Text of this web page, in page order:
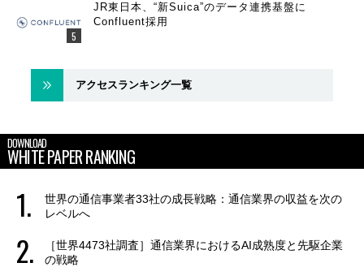
JR東日本、“新Suica”のデータ連携基盤に
Confluent採用
アクセスランキング一覧
DOWNLOAD
WHITE PAPER RANKING
世界の通信事業者33社の成長戦略：通信業界の収益を次の
レベルへ
［世界4473社調査］通信業界におけるAI成熟度と先駆企業
の戦略